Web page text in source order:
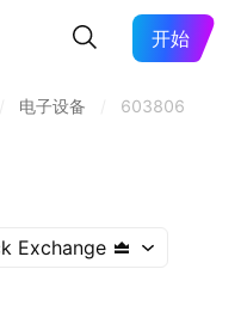
开始
电子设备 603806
Exchange